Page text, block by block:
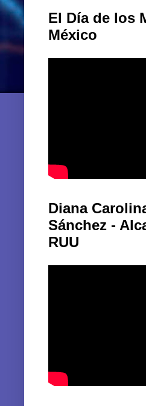
El Día de los
México
Diana
Sánchez -
RUU